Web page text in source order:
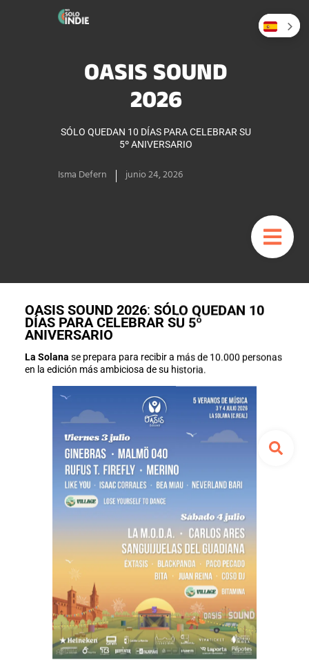
OASIS SOUND
2026
SÓLO QUEDAN 10 DÍAS PARA CELEBRAR SU
5º ANIVERSARIO
Isma Defern junio 24, 2026
OASIS SOUND 2026: SÓLO QUEDAN 10
DÍAS PARA CELEBRAR SU 5º
ANIVERSARIO
La Solana se prepara para recibir a más de 10.000 personas
en la edición más ambiciosa de su historia.